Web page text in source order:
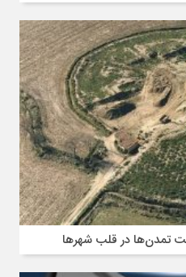
تمدن‌ها در قلب شهرها